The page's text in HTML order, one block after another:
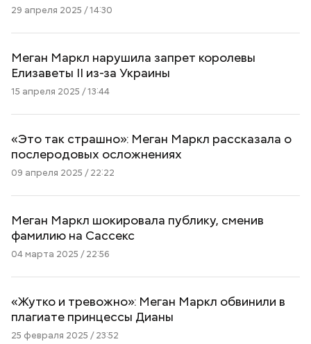
29 апреля 2025 / 14:30
Меган Маркл нарушила запрет королевы
Елизаветы II из-за Украины
15 апреля 2025 / 13:44
«Это так страшно»: Меган Маркл рассказала о
послеродовых осложнениях
09 апреля 2025 / 22:22
Меган Маркл шокировала публику, сменив
фамилию на Сассекс
04 марта 2025 / 22:56
«Жутко и тревожно»: Меган Маркл обвинили в
плагиате принцессы Дианы
25 февраля 2025 / 23:52